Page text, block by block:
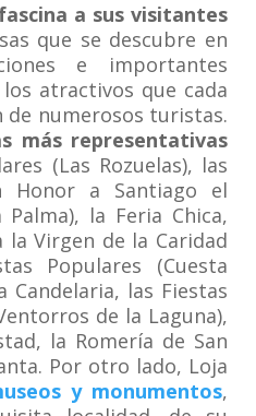
a sus visitantes
que se descubre en
e importantes
atractivos que cada
de numerosos turistas.
más representativas
(Las Rozuelas), las
Honor a Santiago el
la Feria Chica,
la Virgen de la Caridad
Populares (Cuesta
Candelaria, las Fiestas
de la Laguna),
la Romería de San
Por otro lado, Loja
y monumentos,